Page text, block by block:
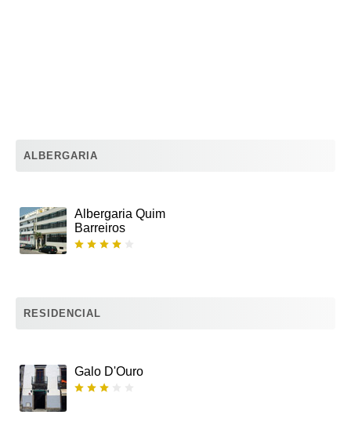
ALBERGARIA
Albergaria Quim
Barreiros
RESIDENCIAL
Galo D'Ouro